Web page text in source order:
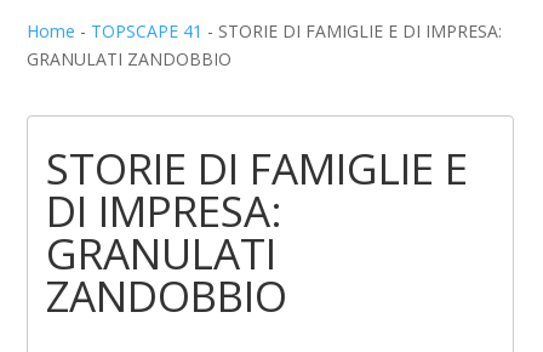
Home - TOPSCAPE 41 - STORIE DI FAMIGLIE E DI IMPRESA:
GRANULATI ZANDOBBIO
STORIE DI FAMIGLIE E
DI IMPRESA:
GRANULATI
ZANDOBBIO